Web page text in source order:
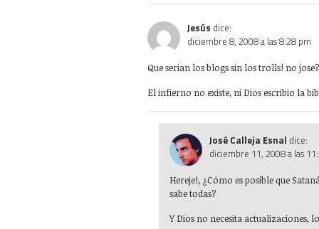
Jesús dice:
diciembre 8, 2008 a las 8:28 pm
Que serian los blogs sin los trolls! no
El infierno no existe, ni Dios escribio la
José Calleja Esnal dice:
diciembre 11, 2008 a las
Hereje!, ¿Cómo es posible que
sabe todas?
Y Dios no necesita actualizaciones,